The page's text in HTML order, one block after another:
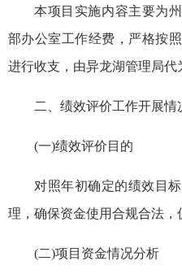
本项目实施内容主要为
部办公室工作经费，严格按
进行收支，由异龙湖管理局代
二、绩效评价工作开展情
(一)绩效评价目的
对照年初确定的绩效目
理，确保资金使用合规合法，
(二)项目资金情况分析